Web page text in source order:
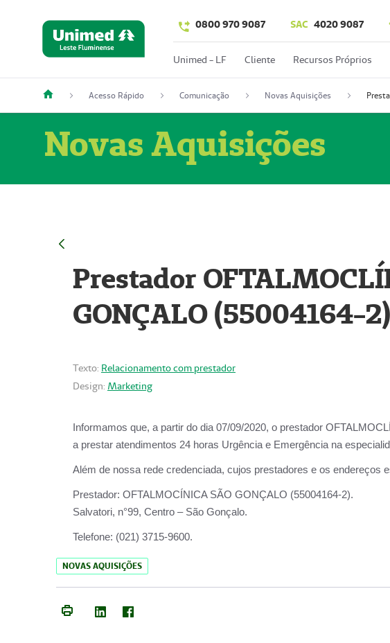
0800 970 9087 SAC 4020 9087
Unimed - LF Cliente Recursos Próprios
Acesso Rápido Comunicação Novas Aquisições
Novas Aquisições
Prestador
GONÇALO (55004164-2)
Texto: Relacionamento com prestador
Design: Marketing
Informamos que, a partir do dia 07/09/2020, o prestador
a prestar atendimentos 24 horas Urgência e Emergência na
Além de nossa rede credenciada, cujos prestadores e os endereços
Prestador: OFTALMOCÍNICA SÃO
Salvatori, n°99, Centro – São Gonçalo.
Telefone: (021) 3715-9600.
NOVAS AQUISIÇÕES